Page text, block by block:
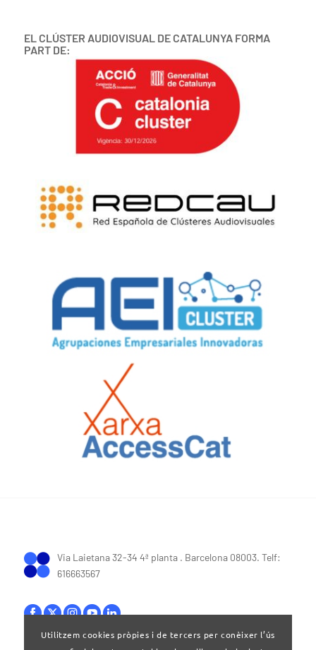
EL CLÚSTER AUDIOVISUAL DE CATALUNYA FORMA
PART DE:
Via Laietana 32-34 4ª planta . Barcelona 08003. Telf:
616663567
Utilitzem cookies pròpies i de tercers per conèixer l’ús